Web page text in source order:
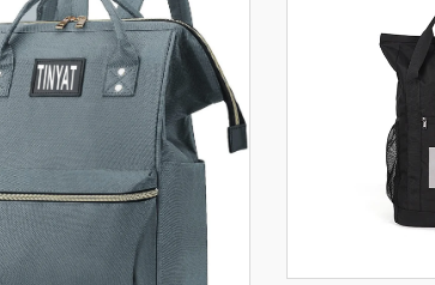
مع إغلاق
ورباط حذاء